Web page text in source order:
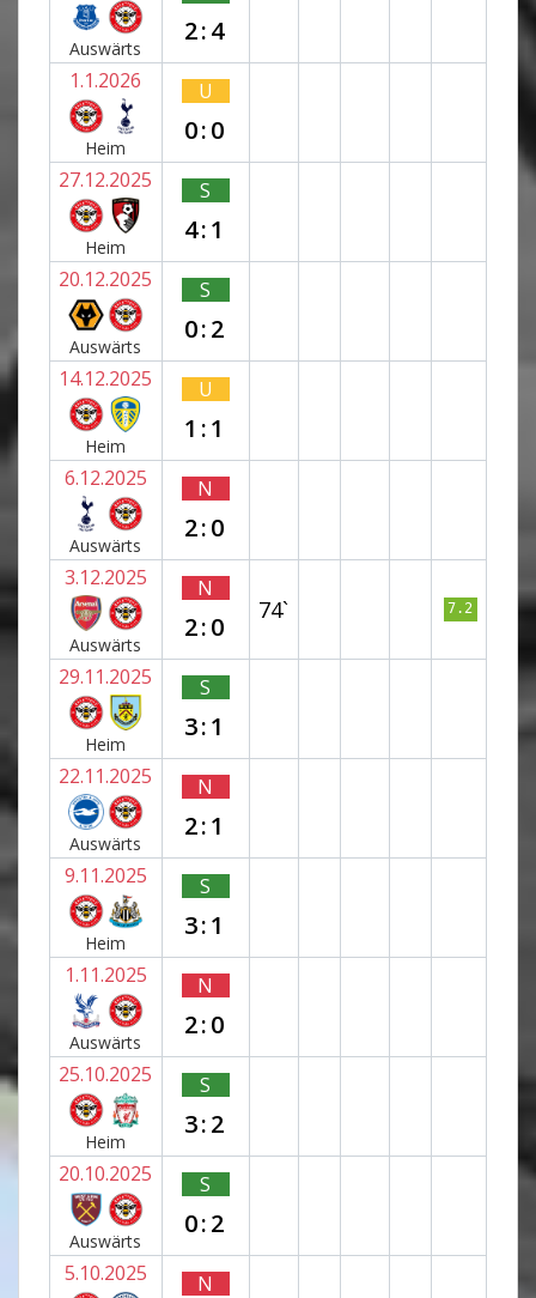
Auswärts
2:4
1.1.2026
Heim
U
0:0
27.12.2025
Heim
S
4:1
20.12.2025
Auswärts
S
0:2
14.12.2025
Heim
U
1:1
6.12.2025
Auswärts
N
2:0
3.12.2025
Auswärts
N
2:0
74` 7.2
29.11.2025
Heim
S
3:1
22.11.2025
Auswärts
N
2:1
9.11.2025
Heim
S
3:1
1.11.2025
Auswärts
N
2:0
25.10.2025
Heim
S
3:2
20.10.2025
Auswärts
S
0:2
5.10.2025 N